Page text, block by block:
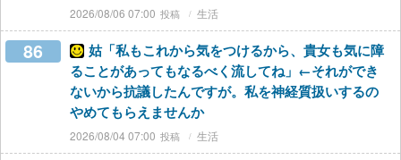
2026/08/06 07:00 生活
86
姑「私もこれから気をつけるから、貴女も気に障
ることがあってもなるべく流してね」←それができ
ないから抗議したんですが。私を神経質扱いするの
やめてもらえませんか
2026/08/04 07:00 生活